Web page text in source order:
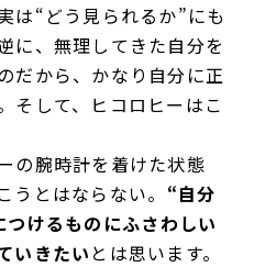
は“どう見られるか”にも
に、無理してきた自分を
だから、かなり自分に正
そして、ヒコロヒーはこ
の腕時計を着けた状態
うとはならない。 “自分
つけるものにふさわしい
いきたい とは思います。